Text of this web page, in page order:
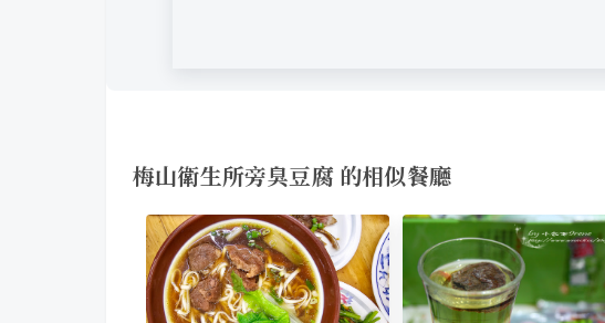
梅山衛生所旁臭豆腐 的相似餐廳